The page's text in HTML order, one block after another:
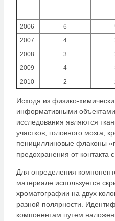
2006 6
2007
4
2008
3
2009
4
2010
2
Исходя из физико-
информативными
исследования являются
участков, головного мозга,
пенициллиновые флаконы
предохранения от контакта
Для определения
материале используется
хроматографии на двух
разной полярности.
компонентам путем